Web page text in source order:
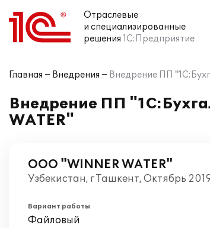
Отраслевые
и специализированные
решения 1С:Предприятие
Главная Внедрения Внедрение ПП
Внедрение ПП
WATER"
OOO "WINNER WATER"
Узбекистан, г Ташкент, Октябрь
Вариант работы
Файловый